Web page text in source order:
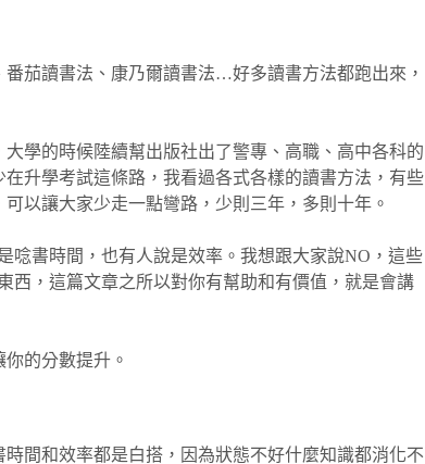
茄讀書法、康乃爾讀書法…好多讀書方法都跑出來，
學的時候陸續幫出版社出了警專、高職、高中各科的
升學考試這條路，我看過各式各樣的讀書方法，有些
以讓大家少走一點彎路，少則三年，多則十年。
唸書時間，也有人說是效率。我想跟大家說NO，這些
西，這篇文章之所以對你有幫助和有價值，就是會講
的分數提升。
間和效率都是白搭，因為狀態不好什麼知識都消化不